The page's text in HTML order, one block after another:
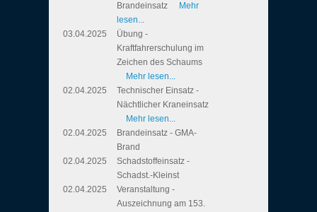
Brandeinsatz
Mehr
lesen...
03.04.2025
Übung -
Kraftfahrerschulung im
Zeichen des Schaums
Mehr lesen...
02.04.2025
Technischer Einsatz -
Nächtlicher Kraneinsatz
Mehr lesen...
02.04.2025
Brandeinsatz - GMA-
Brand
02.04.2025
Schadstoffeinsatz -
Schadst.-Kleinst
02.04.2025
Veranstaltung -
Auszeichnung am 153.